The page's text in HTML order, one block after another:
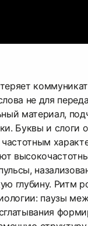
не для
материал,
Буквы и слоги
глубину. Ритм
паузы